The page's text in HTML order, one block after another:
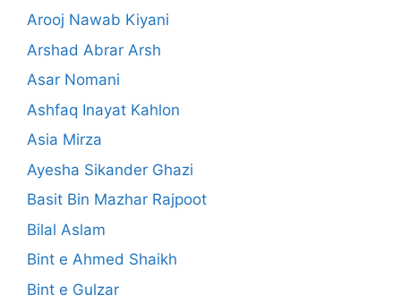
Arooj Nawab Kiyani
Arshad Abrar Arsh
Asar Nomani
Ashfaq Inayat Kahlon
Asia Mirza
Ayesha Sikander Ghazi
Basit Bin Mazhar Rajpoot
Bilal Aslam
Bint e Ahmed Shaikh
Bint e Gulzar